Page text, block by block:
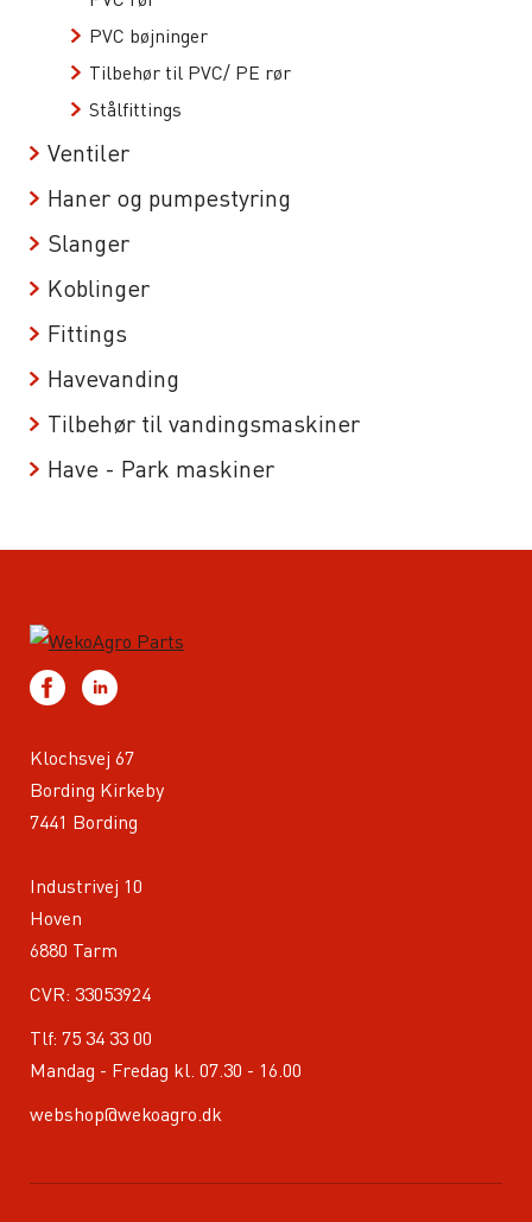
PVC bøjninger
Tilbehør til PVC/ PE rør
Stålfittings
Ventiler
Haner og pumpestyring
Slanger
Koblinger
Fittings
Havevanding
Tilbehør til vandingsmaskiner
Have - Park maskiner
Klochsvej 67
Bording Kirkeby
7441 Bording
Industrivej 10
Hoven
6880 Tarm
CVR: 33053924
Tlf: 75 34 33 00
Mandag - Fredag kl. 07.30 - 16.00
webshop@wekoagro.dk